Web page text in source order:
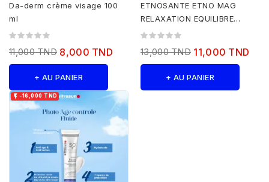
Da-derm crème visage 100
ml
11,000 TND 8,000 TND
+ AU PANIER
ETNOSANTE ETNO MAG
RELAXATION EQUILIBRE
NERVEUX 30 CAPSULES
13,000 TND 11,000 TND
+ AU PANIER
 -16,000 TND